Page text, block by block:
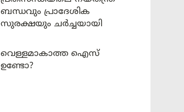
ബന്ധവും പ്രാദേശിക
സുരക്ഷയും ചർച്ചയായി
വെള്ളമാകാത്ത ഐസ്
ഉണ്ടോ?